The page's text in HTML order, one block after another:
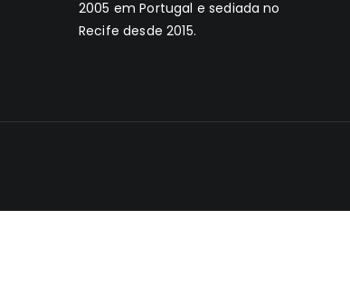
2005 em Portugal e sediada no
Recife desde 2015.